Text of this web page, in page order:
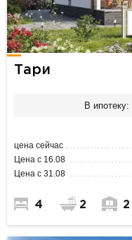
Тари
В ипотеку:
цена сейчас
Цена с 16.08
Цена с 31.08
4 2 2